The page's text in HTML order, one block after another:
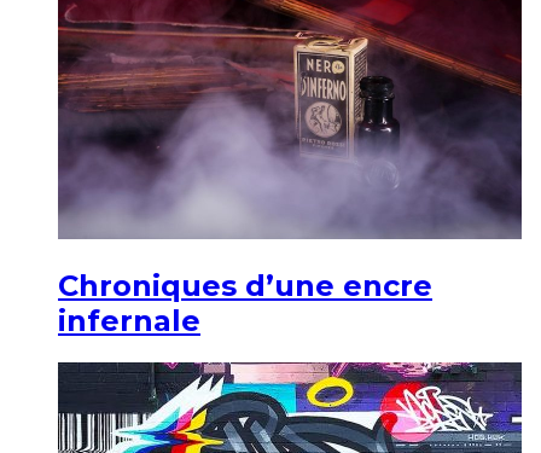
Chroniques d’une encre
infernale